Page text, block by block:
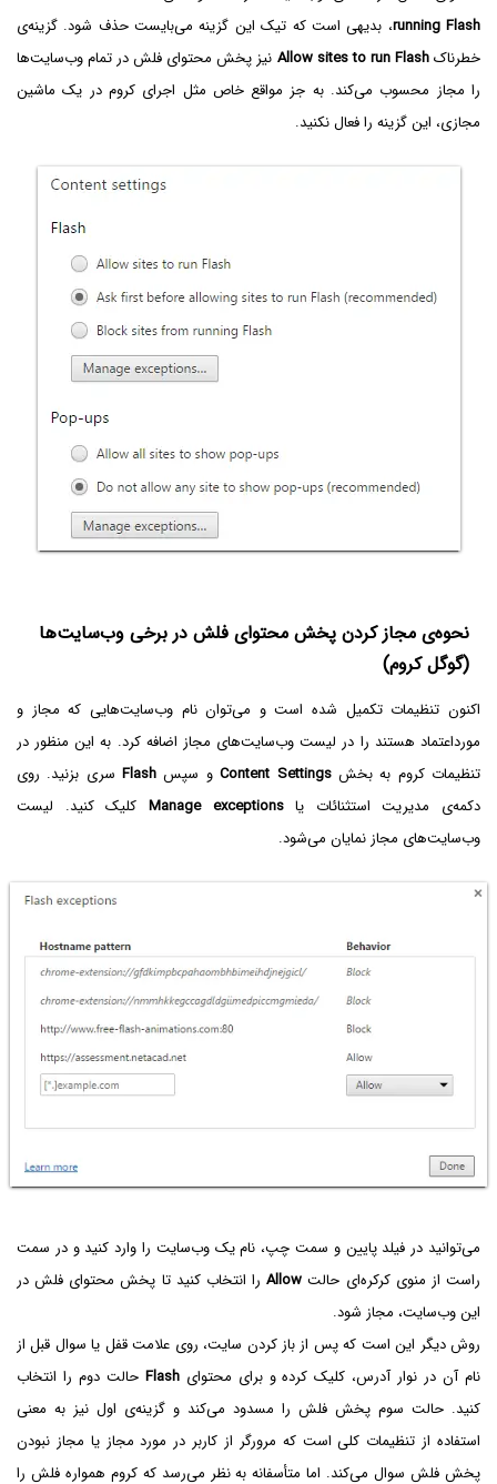
running Flash، بدیهی است که تیک این گزینه می‌بایست حذف شود. گزینه‌ی
خطرناکAllow sites to run Flash نیز پخش محتوای فلش در تمام وب‌سایت‌ها
را مجاز محسوب می‌کند. به جز مواقع خاص مثل اجرای کروم در یک ماشین
مجازی، این گزینه را فعال نکنید.
نحوه‌ی مجاز کردن پخش محتوای فلش در برخی وب‌سایت‌ها
(گوگل کروم)
اکنون تنظیمات تکمیل شده است و می‌توان نام وب‌سایت‌هایی که مجاز و
مورداعتماد هستند را در لیست وب‌سایت‌های مجاز اضافه کرد. به این منظور در
تنظیمات کروم به بخشContent Settings و سپس Flashسری بزنید. روی
دکمه‌ی مدیریت استثنائات یاManage exceptions کلیک کنید. لیست
وب‌سایت‌های مجاز نمایان می‌شود.
می‌توانید در فیلد پایین و سمت چپ، نام یک وب‌سایت را وارد کنید و در سمت
راست از منوی کرکره‌ای حالت Allowرا انتخاب کنید تا پخش محتوای فلش در
این وب‌سایت، مجاز شود.
روش دیگر این است که پس از باز کردن سایت، روی علامت قفل یا سوال قبل از
نام آن در نوار آدرس، کلیک کرده و برای محتوایFlash حالت دوم را انتخاب
کنید. حالت سوم پخش فلش را مسدود می‌کند و گزینه‌ی اول نیز به معنی
استفاده از تنظیمات کلی است که مرورگر از کاربر در مورد مجاز یا مجاز نبودن
پخش فلش سوال می‌کند. اما متأسفانه به نظر می‌رسد که کروم همواره فلش را